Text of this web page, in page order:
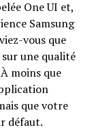
One UI et,
Samsung
vous que
une qualité
moins que
que votre
défaut.